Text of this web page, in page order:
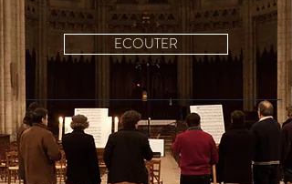
ECOUTER